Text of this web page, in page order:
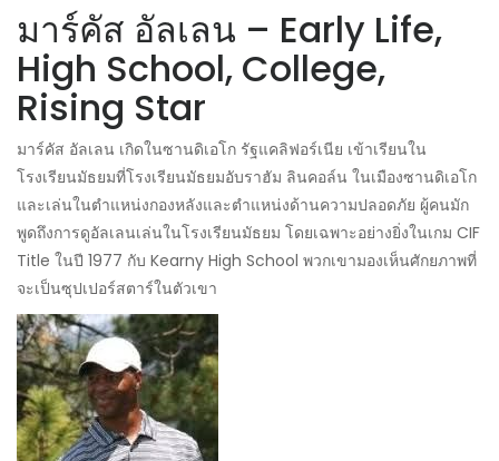
มาร์คัส อัลเลน – Early Life,
High School, College,
Rising Star
มาร์คัส อัลเลน เกิดในซานดิเอโก รัฐแคลิฟอร์เนีย เข้าเรียนใน
โรงเรียนมัธยมที่โรงเรียนมัธยมอับราฮัม ลินคอล์น ในเมืองซานดิเอโก
และเล่นในตำแหน่งกองหลังและตำแหน่งด้านความปลอดภัย ผู้คนมัก
พูดถึงการดูอัลเลนเล่นในโรงเรียนมัธยม โดยเฉพาะอย่างยิ่งในเกม CIF
Title ในปี 1977 กับ Kearny High School พวกเขามองเห็นศักยภาพที่
จะเป็นซุปเปอร์สตาร์ในตัวเขา